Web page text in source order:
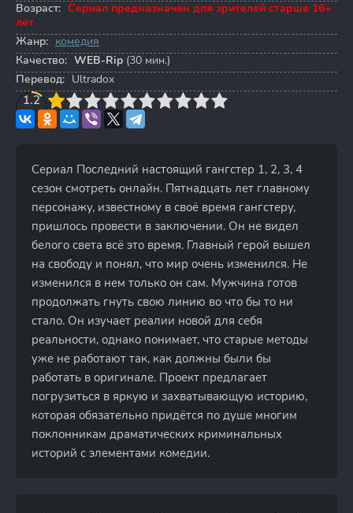
Возраст: Сериал предназначен для зрителей старше 16+
лет
Жанр: комедия
Качество: WEB-Rip (30 мин.)
Перевод: Ultradox
1.2
4 5 6 7 8 9 10
Сериал Последний настоящий гангстер 1, 2, 3, 4
сезон смотреть онлайн. Пятнадцать лет главному
персонажу, известному в своё время гангстеру,
пришлось провести в заключении. Он не видел
белого света всё это время. Главный герой вышел
на свободу и понял, что мир очень изменился. Не
изменился в нем только он сам. Мужчина готов
продолжать гнуть свою линию во что бы то ни
стало. Он изучает реалии новой для себя
реальности, однако понимает, что старые методы
уже не работают так, как должны были бы
работать в оригинале. Проект предлагает
погрузиться в яркую и захватывающую историю,
которая обязательно придётся по душе многим
поклонникам драматических криминальных
историй с элементами комедии.